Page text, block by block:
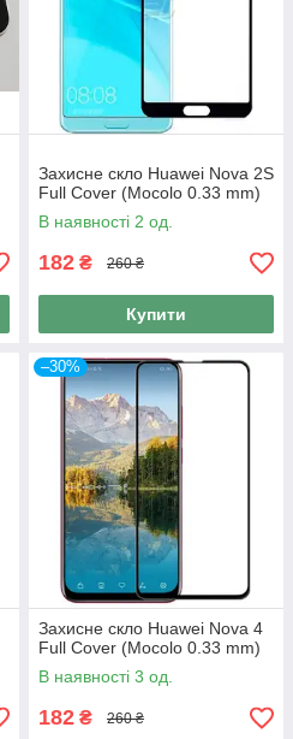
Захисне скло Huawei Nova 2S
Full Cover (Mocolo 0.33 mm)
В наявності 2 од.
182 ₴ 260 ₴
Купити
–30%
Захисне скло Huawei Nova 4
Full Cover (Mocolo 0.33 mm)
В наявності 3 од.
182 ₴ 260 ₴